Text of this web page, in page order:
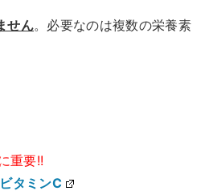
せん。必要なのは複数の栄養素
重要!!
ビタミンC